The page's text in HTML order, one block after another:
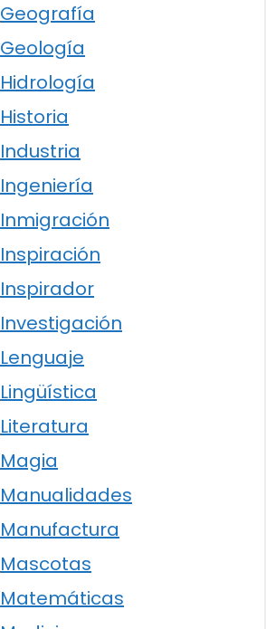
Geografía
Geología
Hidrología
Historia
Industria
Ingeniería
Inmigración
Inspiración
Inspirador
Investigación
Lenguaje
Lingüística
Literatura
Magia
Manualidades
Manufactura
Mascotas
Matemáticas